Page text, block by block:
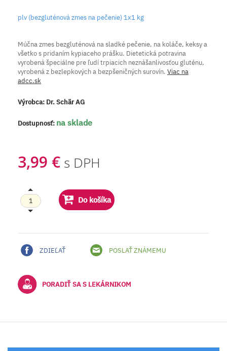
plv (bezgluténová zmes na pečenie) 1x1 kg
Múčna zmes bezgluténová na sladké pečenie, na koláče, keksy a
všetko s pridaním kypiaceho prášku. Dietetická potravina
vyrobená špeciálne pre ľudí trpiacich neznášanlivosťou gluténu,
vyrobená z bezlepkových a bezpšeničných surovín. Viac na
adcc.sk
Výrobca: Dr. Schär AG
Dostupnosť: na sklade
3,99 € s DPH
Do košíka
ZDIEĽAŤ POSLAŤ ZNÁMEMU
PORADIŤ SA S LEKÁRNIKOM